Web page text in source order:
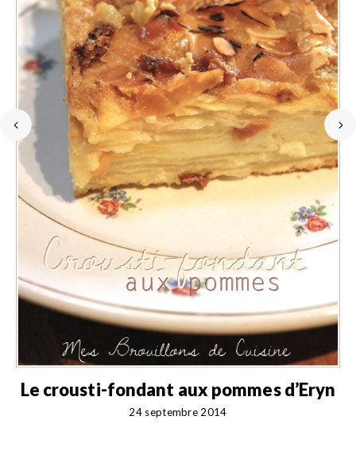
Le crousti-fondant aux pommes d’Eryn
24 septembre 2014